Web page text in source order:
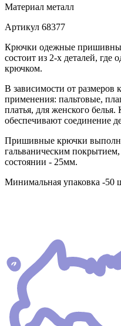
Материал металл
Артикул 68377
Крючки одежные пришивные
состоит из 2-х деталей, где
крючком.
В зависимости от размеров
применения: пальтовые,
платья, для женского
обеспечивают соединение
Пришивные крючки
гальваническим
состоянии - 25мм.
Минимальная упаковка -50